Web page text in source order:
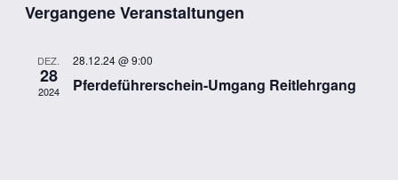
wählen.
Vergangene Veranstaltungen
DEZ.
28
2024
28.12.24 @ 9:00
Pferdeführerschein-Umgang Reitlehrgang